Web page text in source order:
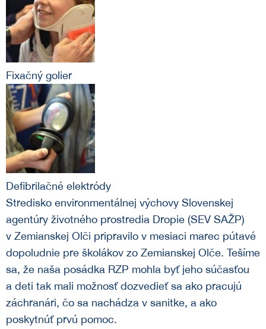
Fixačný golier
Defibrilačné elektródy
Stredisko environmentálnej výchovy Slovenskej
agentúry životného prostredia Dropie (SEV SAŽP)
v Zemianskej Olči pripravilo v mesiaci marec pútavé
dopoludnie pre školákov zo Zemianskej Olče. Tešíme
sa, že naša posádka RZP mohla byť jeho súčasťou
a deti tak mali možnosť dozvedieť sa ako pracujú
záchranári, čo sa nachádza v sanitke, a ako
poskytnúť prvú pomoc.